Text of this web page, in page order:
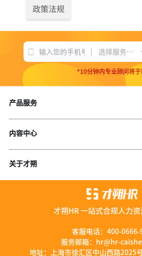
政策法规
选择服务项目
*10分钟内专业顾问将
产品服务
企业社保服务
个人社保服务
残保金规划
内容中心
公司新闻
行业干货
关于才朔
公司介绍
才朔HR 一站式合规人力
客服电话： 400-0666-
服务邮箱：
hr@hr-
地址：上海市徐汇区中山西路2025